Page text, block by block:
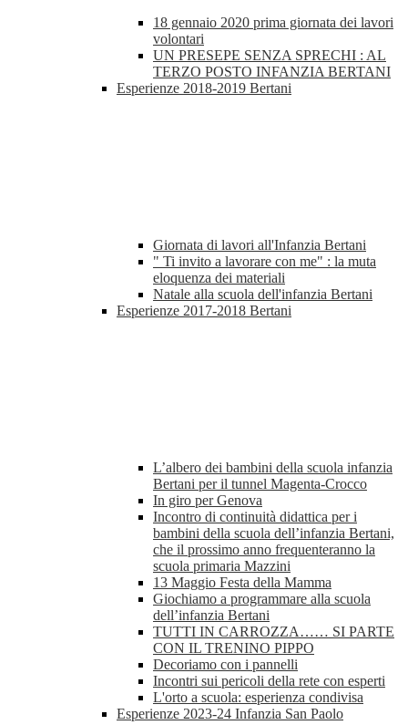
18 gennaio 2020 prima giornata dei lavori
volontari
UN PRESEPE SENZA SPRECHI : AL
TERZO POSTO INFANZIA BERTANI
Esperienze 2018-2019 Bertani
Giornata di lavori all'Infanzia Bertani
" Ti invito a lavorare con me" : la muta
eloquenza dei materiali
Natale alla scuola dell'infanzia Bertani
Esperienze 2017-2018 Bertani
L’albero dei bambini della scuola infanzia
Bertani per il tunnel Magenta-Crocco
In giro per Genova
Incontro di continuità didattica per i
bambini della scuola dell’infanzia Bertani,
che il prossimo anno frequenteranno la
scuola primaria Mazzini
13 Maggio Festa della Mamma
Giochiamo a programmare alla scuola
dell’infanzia Bertani
TUTTI IN CARROZZA…… SI PARTE
CON IL TRENINO PIPPO
Decoriamo con i pannelli
Incontri sui pericoli della rete con esperti
L'orto a scuola: esperienza condivisa
Esperienze 2023-24 Infanzia San Paolo